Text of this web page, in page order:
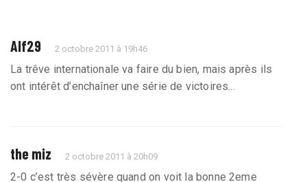
Alf29 2 octobre 2011 à 19h46
La trêve internationale va faire du bien, mais après ils
ont intérêt d’enchaîner une série de victoires...
the miz 2 octobre 2011 à 20h09
2-0 c’est très sévère quand on voit la bonne 2eme